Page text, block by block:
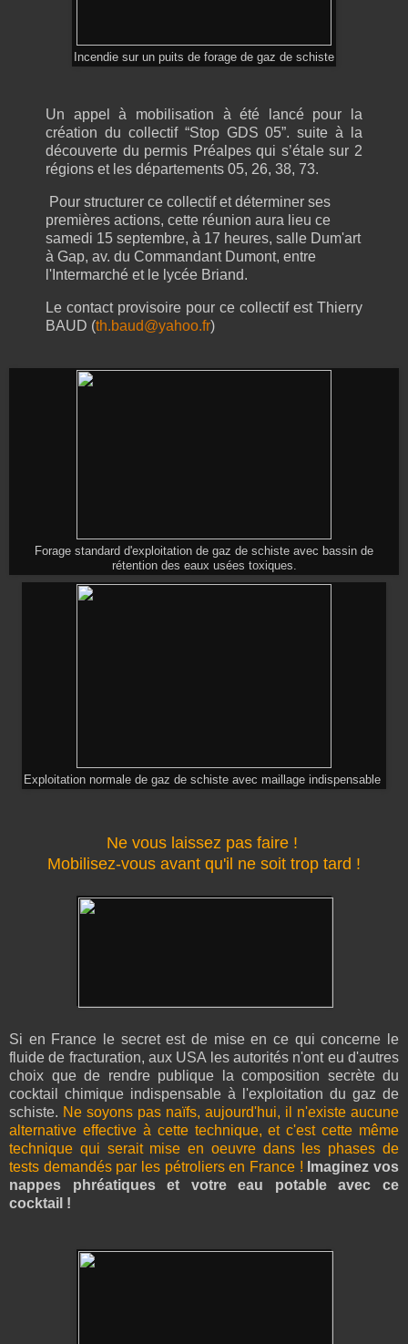
Incendie sur un puits de forage de gaz de schiste
Un appel à mobilisation à été lancé pour la
création du collectif “Stop GDS 05”. suite à la
découverte du permis Préalpes qui s’étale sur 2
régions et les départements 05, 26, 38, 73.
Pour structurer ce collectif et déterminer ses
premières actions, cette réunion aura lieu ce
samedi 15 septembre, à 17 heures, salle Dum'art
à Gap, av. du Commandant Dumont, entre
l'Intermarché et le lycée Briand.
Le contact provisoire pour ce collectif est Thierry
BAUD (th.baud@yahoo.fr)
Forage standard d'exploitation de gaz de schiste avec bassin de
rétention des eaux usées toxiques.
Exploitation normale de gaz de schiste avec maillage indispensable
Ne vous laissez pas faire !
Mobilisez-vous avant qu'il ne soit trop tard !
Si en France le secret est de mise en ce qui concerne le
fluide de fracturation, aux USA les autorités n'ont eu d'autres
choix que de rendre publique la composition secrète du
cocktail chimique indispensable à l'exploitation du gaz de
schiste. Ne soyons pas naïfs, aujourd'hui, il n'existe aucune
alternative effective à cette technique, et c'est cette même
technique qui serait mise en oeuvre dans les phases de
tests demandés par les pétroliers en France ! Imaginez vos
nappes phréatiques et votre eau potable avec ce
cocktail !